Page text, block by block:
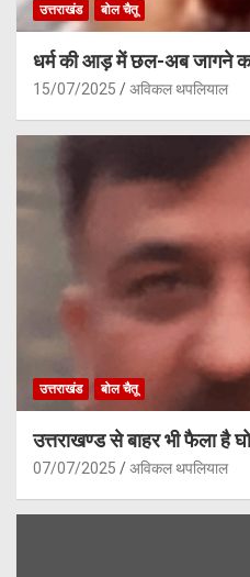
उत्तराखंड बोल चैतू
धर्म की आड़ में छल-अब जागने
15/07/2025 अविकल थपलियाल
उत्तराखंड बोल चैतू
उत्तराखण्ड से बाहर भी फैला है
07/07/2025 अविकल थपलियाल